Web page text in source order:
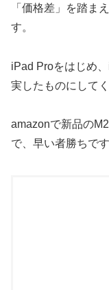
「価格差」を踏ま
す。
iPad Proをはじめ
実したものにして
amazonで新品の
で、早い者勝ちです